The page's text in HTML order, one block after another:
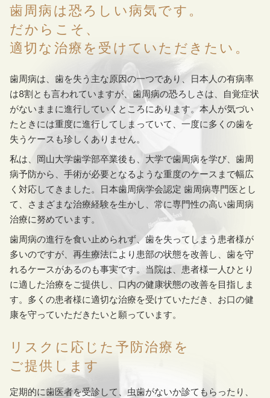
歯周病は恐ろしい病気です。
だからこそ、
適切な治療を受けていただきたい。
歯周病は、歯を失う主な原因の一つであり、日本人の有病率
は8割とも言われていますが、歯周病の恐ろしさは、自覚症状
がないままに進行していくところにあります。本人が気づい
たときには重度に進行してしまっていて、一度に多くの歯を
失うケースも珍しくありません。
私は、岡山大学歯学部卒業後も、大学で歯周病を学び、歯周
病予防から、手術が必要となるような重度のケースまで幅広
く対応してきました。日本歯周病学会認定 歯周病専門医とし
て、さまざまな治療経験を生かし、常に専門性の高い歯周病
治療に努めています。
歯周病の進行を食い止められず、歯を失ってしまう患者様が
多いのですが、再生療法により患部の状態を改善し、歯を守
れるケースがあるのも事実です。当院は、患者様一人ひとり
に適した治療をご提供し、口内の健康状態の改善を目指しま
す。多くの患者様に適切な治療を受けていただき、お口の健
康を守っていただきたいと願っています。
リスクに応じた予防治療を
ご提供します
定期的に歯医者を受診して、虫歯がないか診てもらったり、